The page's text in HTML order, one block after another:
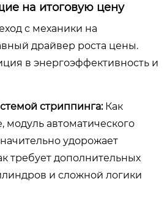
на итоговую цену
с механики на
драйвер роста цены.
в энергоэффективность и
стриппинга:Как
модуль автоматического
удорожает
требует дополнительных
и сложной логики